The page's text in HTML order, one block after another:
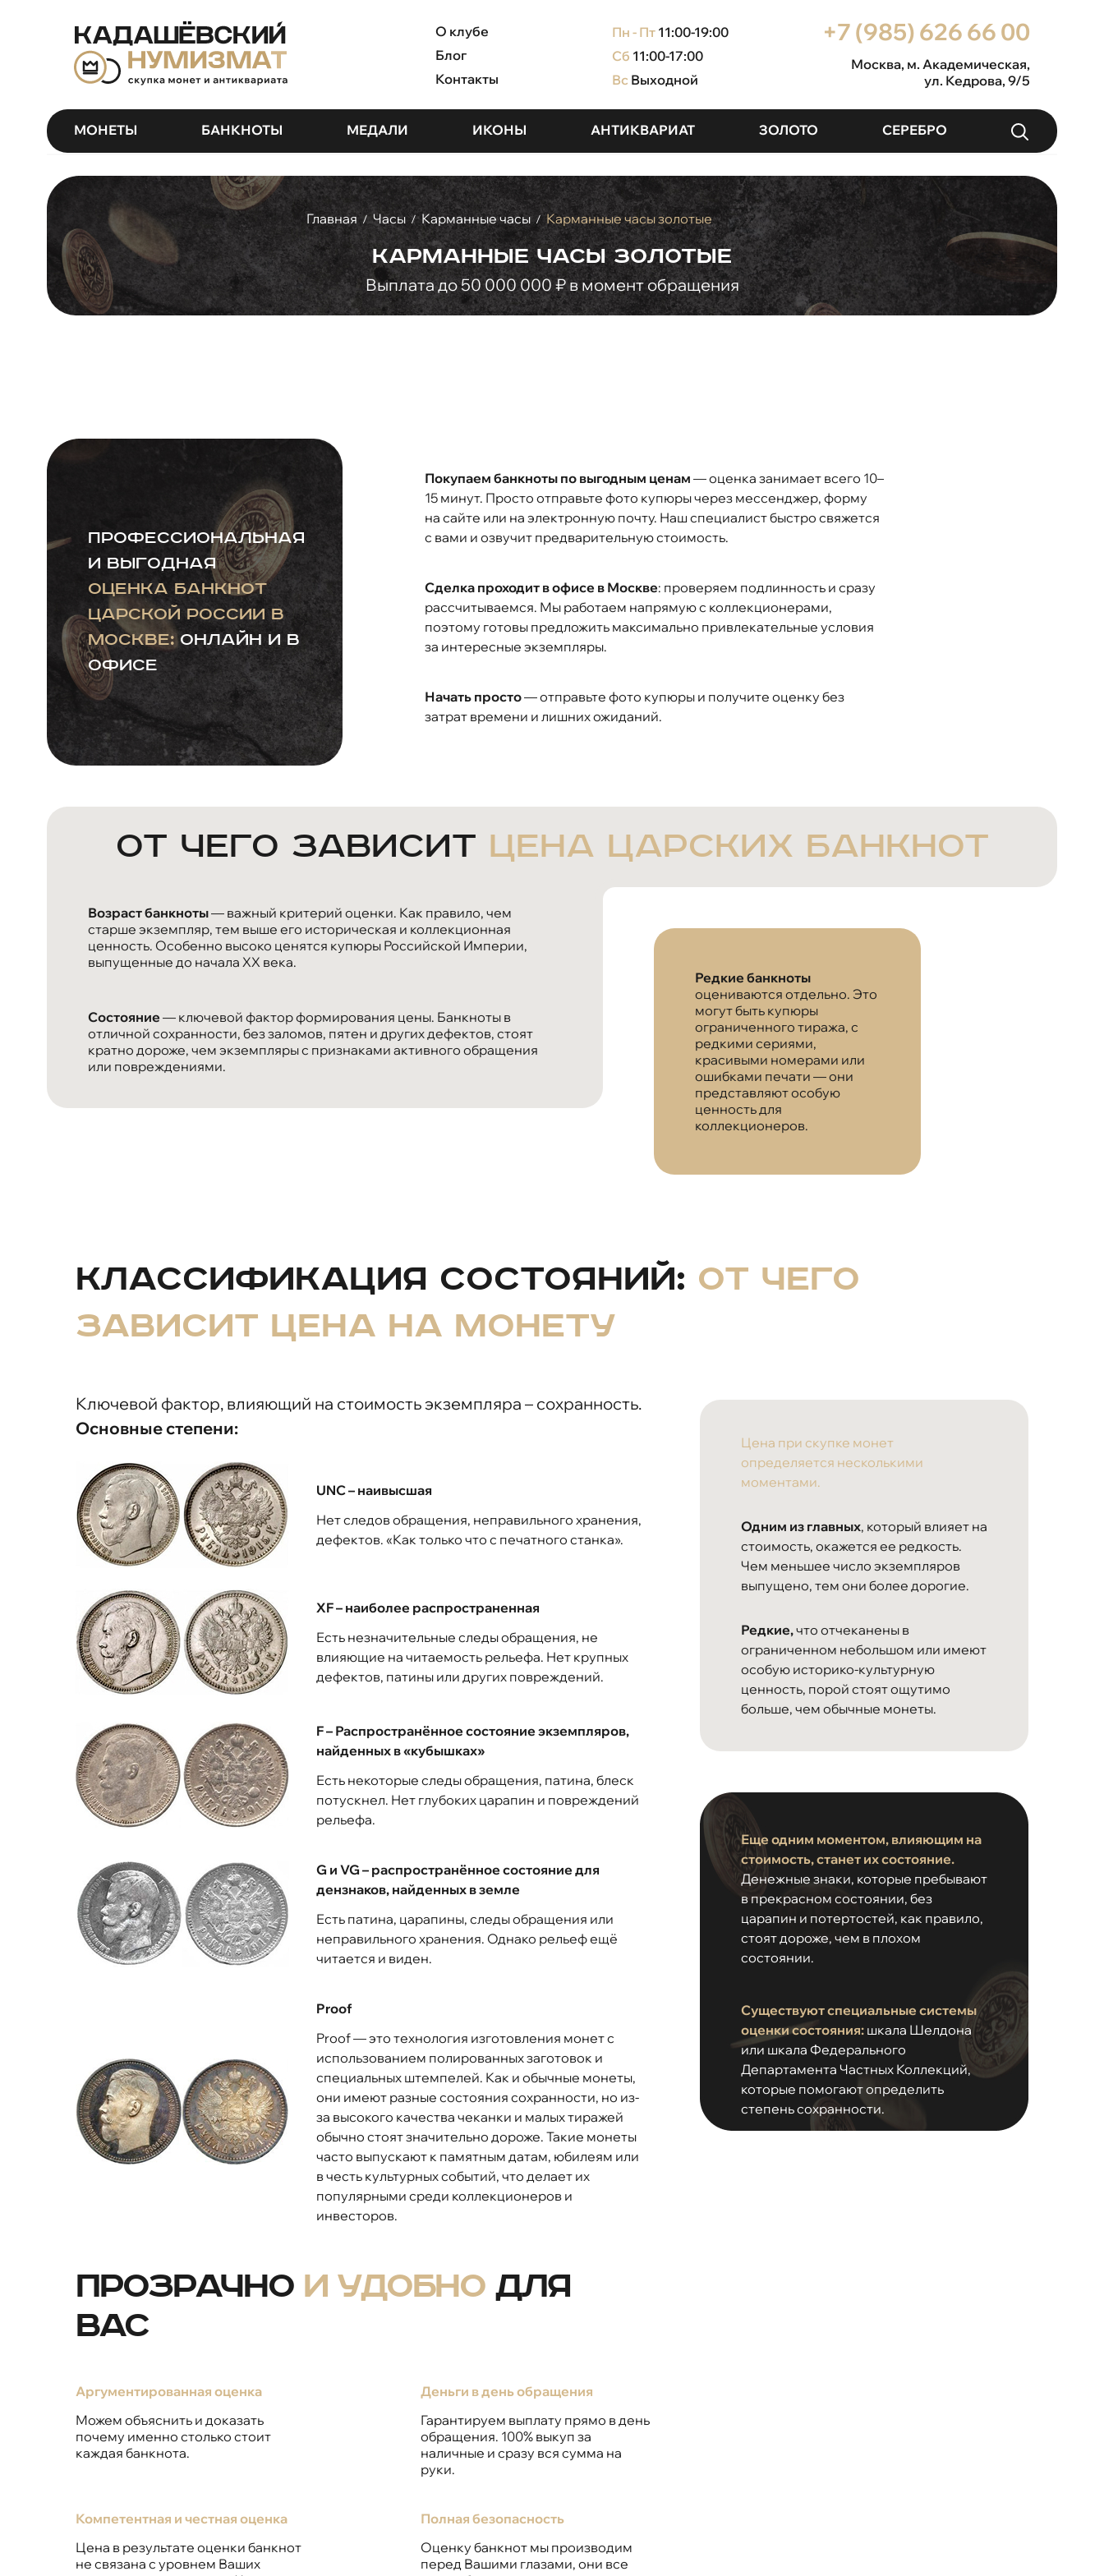
О клубе
Блог
Контакты
Пн - Пт 11:00-19:00
Сб 11:00-17:00
Вс Выходной
+7 (985) 626 66 00
Москва, м. Академическая,
ул. Кедрова, 9/5
МОНЕТЫ БАНКНОТЫ МЕДАЛИ ИКОНЫ АНТИКВАРИАТ ЗОЛОТО СЕРЕБРО
Главная / Часы / Карманные часы / Карманные часы золотые
Карманные часы золотые
Выплата до 50 000 000 ₽ в момент обращения
Профессиональная
и выгодная
оценка банкнот
царской России в
Москве:онлайн и в
офисе
Покупаем банкноты по выгодным ценам — оценка занимает всего 10–
15 минут. Просто отправьте фото купюры через мессенджер, форму
на сайте или на электронную почту. Наш специалист быстро свяжется
с вами и озвучит предварительную стоимость.
Сделка проходит в офисе в Москве: проверяем подлинность и сразу
рассчитываемся. Мы работаем напрямую с коллекционерами,
поэтому готовы предложить максимально привлекательные условия
за интересные экземпляры.
Начать просто— отправьте фото купюры и получите оценку без
затрат времени и лишних ожиданий.
От чего зависит цена царских банкнот
Возраст банкноты— важный критерий оценки. Как правило, чем
старше экземпляр, тем выше его историческая и коллекционная
ценность. Особенно высоко ценятся купюры Российской Империи,
выпущенные до начала XX века.
Состояние — ключевой фактор формирования цены. Банкноты в
отличной сохранности, без заломов, пятен и других дефектов, стоят
кратно дороже, чем экземпляры с признаками активного обращения
или повреждениями.
Редкие банкноты
оцениваются отдельно. Это
могут быть купюры
ограниченного тиража, с
редкими сериями,
красивыми номерами или
ошибками печати — они
представляют особую
ценность для
коллекционеров.
Классификация состояний: от чего
зависит цена на монету
Ключевой фактор, влияющий на стоимость экземпляра – сохранность.
Основные степени:
UNC – наивысшая
Нет следов обращения, неправильного хранения,
дефектов. «Как только что с печатного станка».
XF – наиболее распространенная
Есть незначительные следы обращения, не
влияющие на читаемость рельефа. Нет крупных
дефектов, патины или других повреждений.
F – Распространённое состояние экземпляров,
найденных в «кубышках»
Есть некоторые следы обращения, патина, блеск
потускнел. Нет глубоких царапин и повреждений
рельефа.
G и VG – распространённое состояние для
дензнаков, найденных в земле
Есть патина, царапины, следы обращения или
неправильного хранения. Однако рельеф ещё
читается и виден.
Proof
Proof — это технология изготовления монет с
использованием полированных заготовок и
специальных штемпелей. Как и обычные монеты,
они имеют разные состояния сохранности, но из-
за высокого качества чеканки и малых тиражей
обычно стоят значительно дороже. Такие монеты
часто выпускают к памятным датам, юбилеям или
в честь культурных событий, что делает их
популярными среди коллекционеров и
инвесторов.
Цена при скупке монет
определяется несколькими
моментами.
Одним из главных, который влияет на
стоимость, окажется ее редкость.
Чем меньшее число экземпляров
выпущено, тем они более дорогие.
Редкие,что отчеканены в
ограниченном небольшом или имеют
особую историко-культурную
ценность, порой стоят ощутимо
больше, чем обычные монеты.
Еще одним моментом, влияющим на
стоимость, станет их состояние.
Денежные знаки, которые пребывают
в прекрасном состоянии, без
царапин и потертостей, как правило,
стоят дороже, чем в плохом
состоянии.
Существуют специальные системы
оценки состояния: шкала Шелдона
или шкала Федерального
Департамента Частных Коллекций,
которые помогают определить
степень сохранности.
Прозрачно и удобнодля
вас
Аргументированная оценка
Можем объяснить и доказать
почему именно столько стоит
каждая банкнота.
Компетентная и честная оценка
Цена в результате оценки банкнот
не связана с уровнем Ваших
Деньги в день обращения
Гарантируем выплату прямо в день
обращения. 100% выкуп за
наличные и сразу вся сумма на
руки.
Полная безопасность
Оценку банкнот мы производим
перед Вашими глазами, они все